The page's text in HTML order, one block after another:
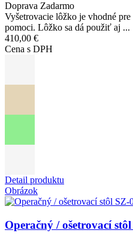
Doprava Zadarmo
Vyšetrovacie lôžko je vhodné
pomoci. Lôžko sa dá použiť aj ...
410,00 €
Cena s DPH
Detail produktu
Obrázok
Operačný / ošetrovací stôl